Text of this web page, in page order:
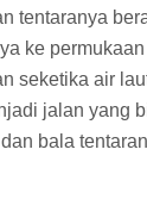
tentaranya
ke
seketika air
jalan yang
bala